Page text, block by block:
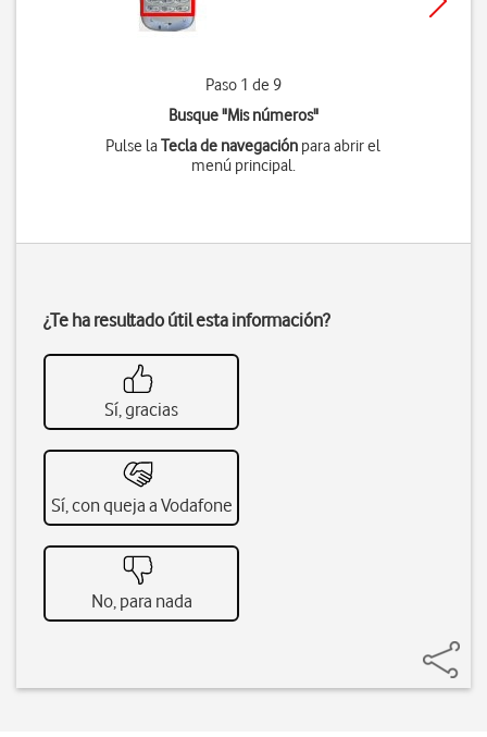
Paso 1 de 9
Busque "Mis números"
Pulse laTecla de navegación para abrir el
menú principal.
¿Te ha resultado útil esta información?
Sí, gracias
Sí, con queja a Vodafone
No, para nada